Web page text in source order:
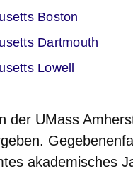
Boston
Fenster
Dartmouth
Fenster
Lowell
Fenster
der UMass
akademisches